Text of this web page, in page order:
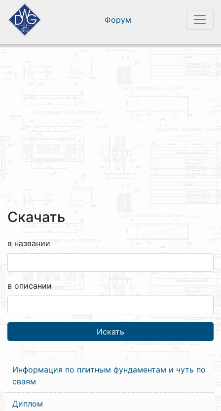
Форум
Скачать
в названии
в описании
Информация по плитным фундаментам и чуть по
сваям
Диплом